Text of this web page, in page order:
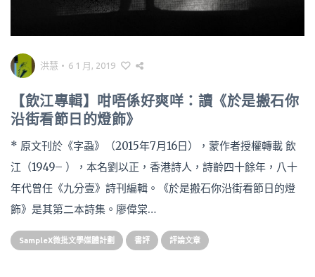
洪慧 • 6 1 月, 2019
【飲江專輯】咁唔係好爽咩：讀《於是搬石你
沿街看節日的燈飾》
* 原文刊於《字蝨》（2015年7月16日），蒙作者授權轉載 飲
江（1949– ），本名劉以正，香港詩人，詩齡四十餘年，八十
年代曾任《九分壹》詩刊編輯。《於是搬石你沿街看節日的燈
飾》是其第二本詩集。廖偉棠…
SampleX微批文學媒體計劃 書評 評論文章